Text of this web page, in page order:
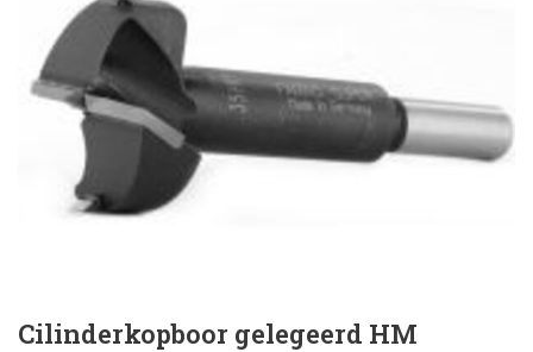
Cilinderkopboor gelegeerd HM